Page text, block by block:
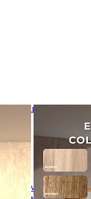
2 ящика арт.